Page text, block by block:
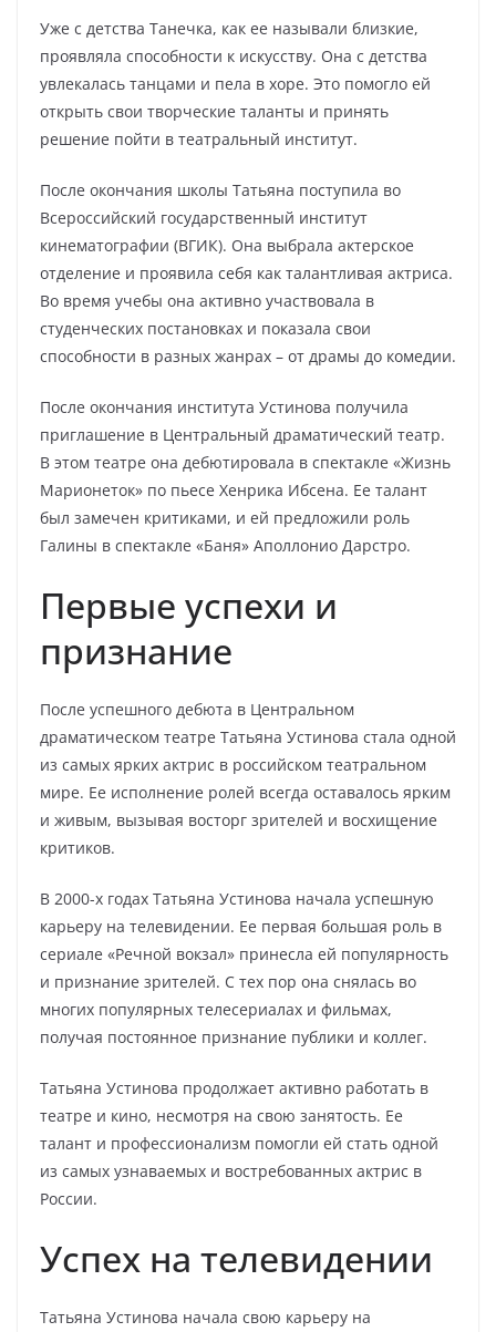
Уже с детства Танечка, как ее называли близкие,
проявляла способности к искусству. Она с детства
увлекалась танцами и пела в хоре. Это помогло ей
открыть свои творческие таланты и принять
решение пойти в театральный институт.
После окончания школы Татьяна поступила во
Всероссийский государственный институт
кинематографии (ВГИК). Она выбрала актерское
отделение и проявила себя как талантливая актриса.
Во время учебы она активно участвовала в
студенческих постановках и показала свои
способности в разных жанрах – от драмы до комедии.
После окончания института Устинова получила
приглашение в Центральный драматический театр.
В этом театре она дебютировала в спектакле «Жизнь
Марионеток» по пьесе Хенрика Ибсена. Ее талант
был замечен критиками, и ей предложили роль
Галины в спектакле «Баня» Аполлонио Дарстро.
Первые успехи и
признание
После успешного дебюта в Центральном
драматическом театре Татьяна Устинова стала одной
из самых ярких актрис в российском театральном
мире. Ее исполнение ролей всегда оставалось ярким
и живым, вызывая восторг зрителей и восхищение
критиков.
В 2000-х годах Татьяна Устинова начала успешную
карьеру на телевидении. Ее первая большая роль в
сериале «Речной вокзал» принесла ей популярность
и признание зрителей. С тех пор она снялась во
многих популярных телесериалах и фильмах,
получая постоянное признание публики и коллег.
Татьяна Устинова продолжает активно работать в
театре и кино, несмотря на свою занятость. Ее
талант и профессионализм помогли ей стать одной
из самых узнаваемых и востребованных актрис в
России.
Успех на телевидении
Татьяна Устинова начала свою карьеру на